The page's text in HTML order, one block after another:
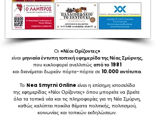
Οι «Νέοι Ορίζοντες»
είναι μηνιαία έντυπη τοπική εφημερίδα της Νέας Σμύρνης,
που κυκλοφορεί ανελλιπώς από το 1981
και διανέμεται δωρεάν πόρτα-πόρτα σε 10.000 αντίτυπα.
Το Nea Smyrni Onlineείναι η επίσημη ιστοσελίδα
της εφημερίδας «Νέοι Ορίζοντες» όπου μπορείτε να βρείτε
όλα τα τοπικά νέα και τις πληροφορίες για τη Νέα Σμύρνη,
καθώς καλύπτει ποικίλα θέματα πολιτικής, πολιτισμού,
κοινωνίας και τοπικών εκδηλώσεων.